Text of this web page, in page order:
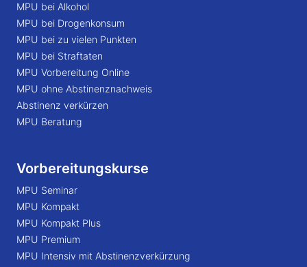
MPU bei Alkohol
MPU bei Drogenkonsum
MPU bei zu vielen Punkten
MPU bei Straftaten
MPU Vorbereitung Online
MPU ohne Abstinenznachweis
Abstinenz verkürzen
MPU Beratung
Vorbereitungskurse
MPU Seminar
MPU Kompakt
MPU Kompakt Plus
MPU Premium
MPU Intensiv mit Abstinenzverkürzung